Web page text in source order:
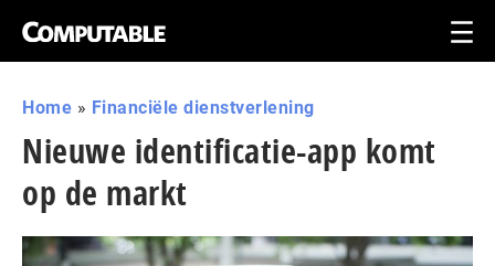
Home » Financiële dienstverlening
Nieuwe identificatie-app komt
op de markt